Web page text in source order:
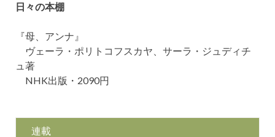
日々の本棚
『母、アンナ』
ヴェーラ・ポリトコフスカヤ、サーラ・ジュディチ
ュ著
NHK出版・2090円
連載